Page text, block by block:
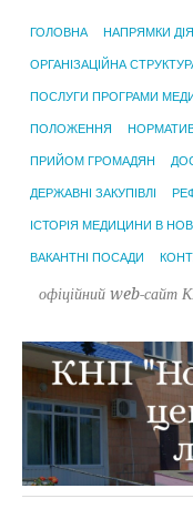
ГОЛОВНА НАПРЯМКИ
ОРГАНІЗАЦІЙНА
ПОСЛУГИ ПРОГРАМИ
ПОЛОЖЕННЯ
ПРИЙОМ ГРОМАДЯН
ДЕРЖАВНІ ЗАКУПІВЛІ
ІСТОРІЯ МЕДИЦИНИ В
ВАКАНТНІ ПОСАДИ
офіційний web-сайт